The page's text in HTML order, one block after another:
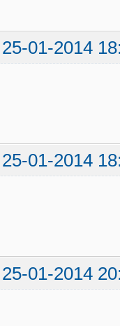
25-01-2014
25-01-2014
25-01-2014